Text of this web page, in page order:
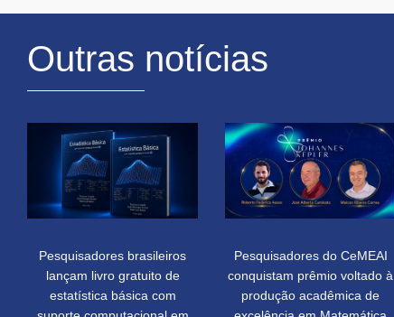
Outras notícias
Pesquisadores brasileiros
lançam livro gratuito de
estatística básica com
Pesquisadores do CeMEAI
conquistam prêmio voltado à
produção acadêmica de